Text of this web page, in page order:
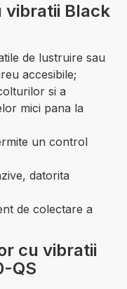
vibratii Black
de lustruire sau
accesibile;
si a
mici pana la
un control
datorita
de colectare a
cu vibratii
QS